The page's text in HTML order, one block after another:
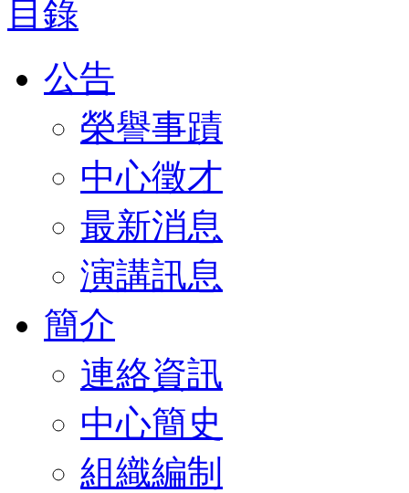
目錄
公告
榮譽事蹟
中心徵才
最新消息
演講訊息
簡介
連絡資訊
中心簡史
組織編制